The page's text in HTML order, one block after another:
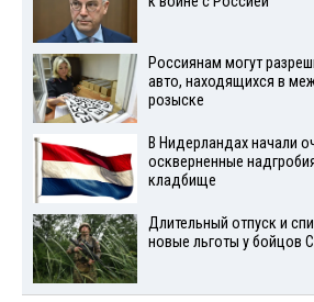
Россиянам могут
авто, находящихся в
розыске
В Нидерландах начали
оскверненные
кладбище
Длительный отпуск и
новые льготы у бойцов